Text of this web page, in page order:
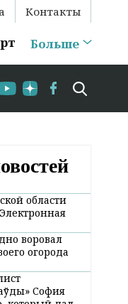
Контакты
Больше
по улице
области
воровал
огорода
София